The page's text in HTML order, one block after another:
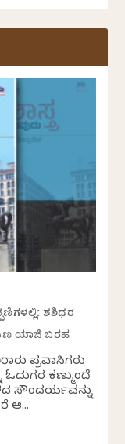
ಶಶಿಧರ
ಯಾಜಿ ಬರಹ
ಪ್ರವಾಸಿಗರು
ಕಣ್ಮುಂದೆ
ಸೌಂದರ್ಯವನ್ನು
ಆ...